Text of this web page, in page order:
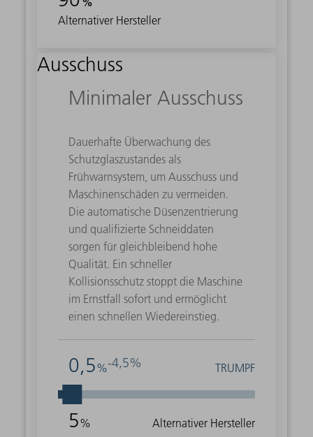
Alternativer Hersteller
Ausschuss
Minimaler Ausschuss
Dauerhafte Überwachung des
Schutzglaszustandes als
Frühwarnsystem, um Ausschuss und
Maschinenschäden zu vermeiden.
Die automatische Düsenzentrierung
und qualifizierte Schneiddaten
sorgen für gleichbleibend hohe
Qualität. Ein schneller
Kollisionsschutz stoppt die Maschine
im Ernstfall sofort und ermöglicht
einen schnellen Wiedereinstieg.
0,5%-4,5% TRUMPF
5% Alternativer Hersteller